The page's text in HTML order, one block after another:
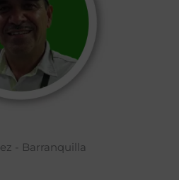
- Barranquilla